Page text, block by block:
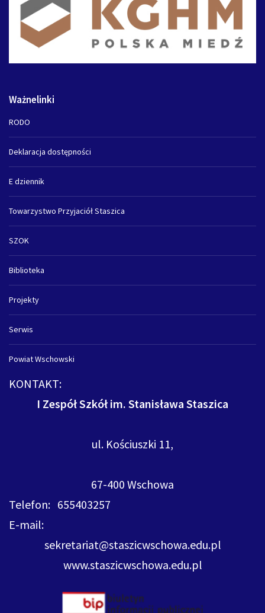
Ważnelinki
RODO
Deklaracja dostępności
E dziennik
Towarzystwo Przyjaciół Staszica
SZOK
Biblioteka
Projekty
Serwis
Powiat Wschowski
KONTAKT:
I Zespół Szkół im. Stanisława Staszica
ul. Kościuszki 11,
67-400 Wschowa
Telefon: 655403257
E-mail:
sekretariat@staszicwschowa.edu.pl
www.staszicwschowa.edu.pl